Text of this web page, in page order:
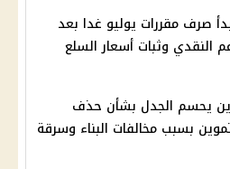
صرف مقررات يوليو غدا بعد
النقدي وثبات أسعار السلع
يحسم الجدل بشأن حذف
بسبب مخالفات البناء وسرقة